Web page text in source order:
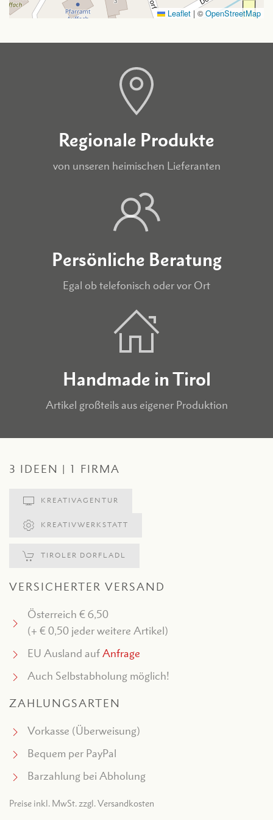
Leaflet | © OpenStreetMap
Regionale Produkte
von unseren heimischen Lieferanten
Persönliche Beratung
Egal ob telefonisch oder vor Ort
Handmade in Tirol
Artikel großteils aus eigener Produktion
3 IDEEN | 1 FIRMA
KREATIVAGENTUR
KREATIVWERKSTATT
TIROLER DORFLADL
VERSICHERTER VERSAND
Österreich € 6,50
(+ € 0,50 jeder weitere Artikel)
EU Ausland aufAnfrage
Auch Selbstabholung möglich!
ZAHLUNGSARTEN
Vorkasse (Überweisung)
Bequem per PayPal
Barzahlung bei Abholung
Preise inkl. MwSt. zzgl. Versandkosten